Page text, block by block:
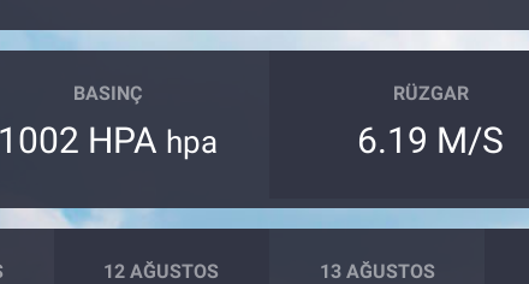
BASINÇ
1002 HPA hpa
RÜZGAR
6.19 M/S
12 AĞUSTOS 13 AĞUSTOS